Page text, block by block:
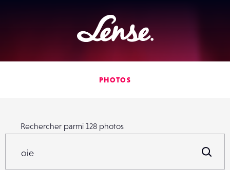
Lense
PHOTOS
Rechercher parmi 128 photos